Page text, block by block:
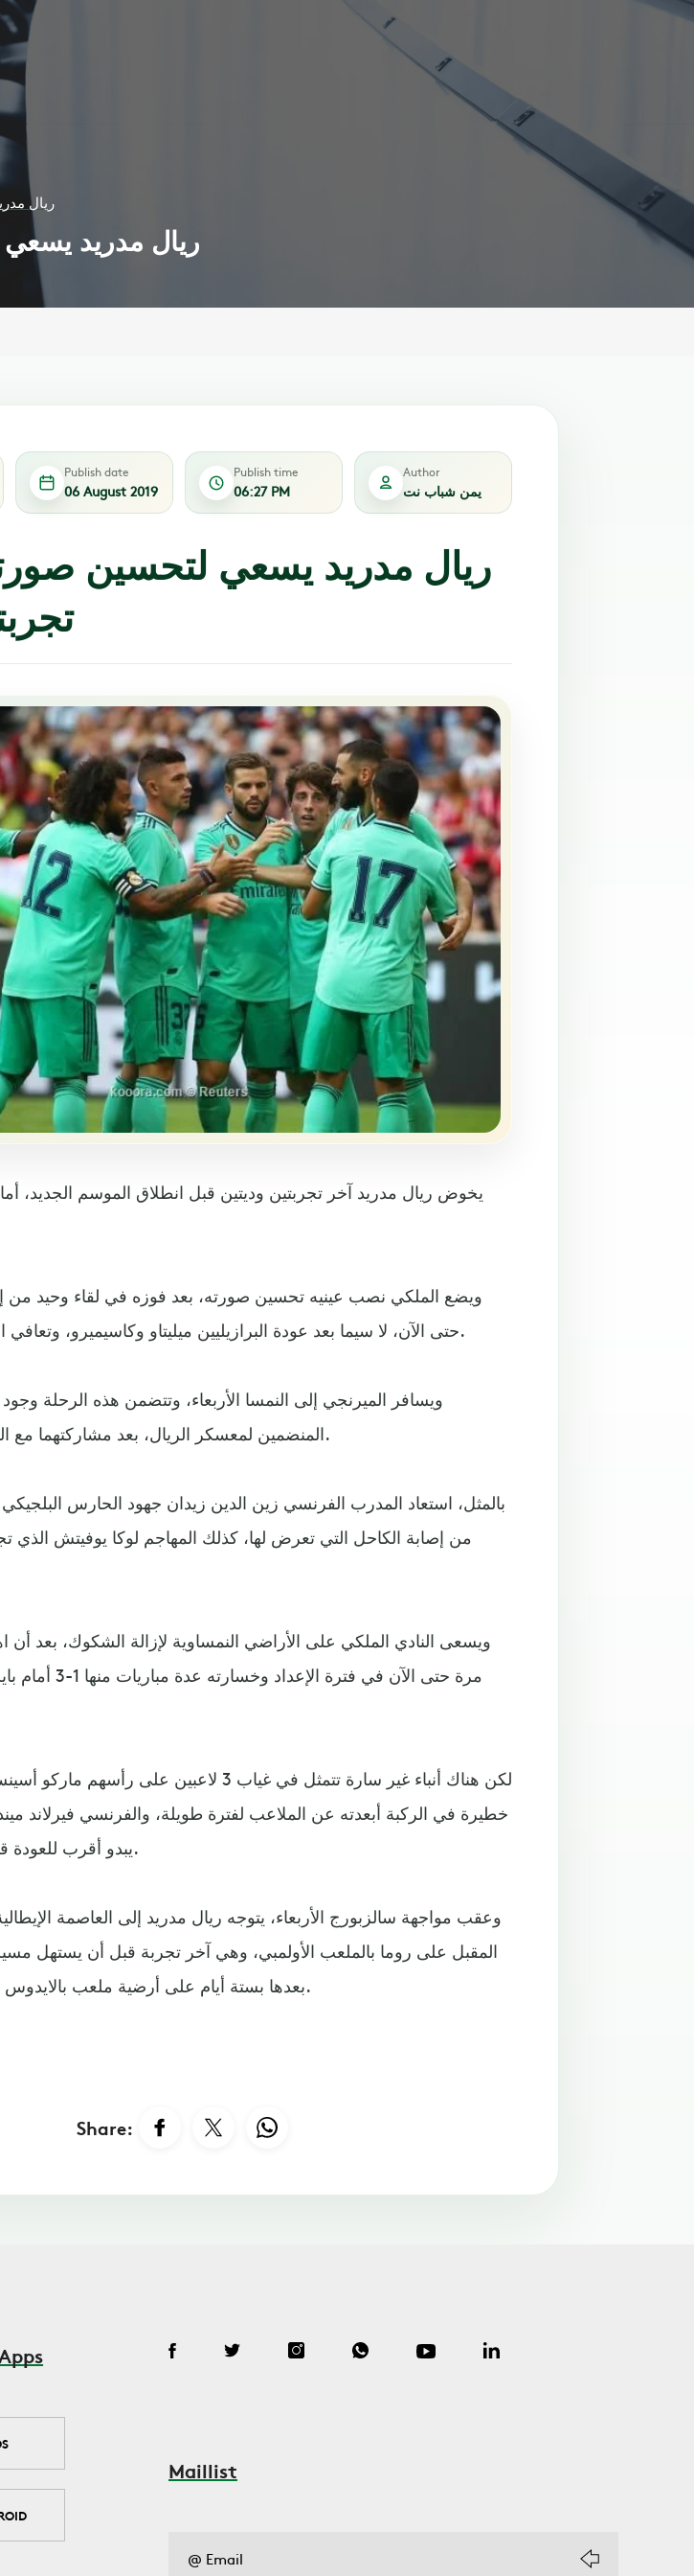
ريال
ريال مدريد
Publish date
06 August 2019
Publish time
06:27 PM
Author
يمن شباب نت
ريال مدريد يسعي لتحسين
يخوض ريال مدريد آخر تجربتين وديتين قبل انطلاق الموسم الجديد،
حتى الآن، لا سيما بعد عودة البرازيليين ميليتاو وكاسيميرو، وتعافي الثنائي كورتوا ويوفيتش.
ويسافر الميرنجي إلى النمسا الأربعاء، وتتضمن هذه الرحلة وجود
المنضمين لمعسكر الريال، بعد مشاركتهما مع البرازيل في كوبا أمريكا.
بالمثل، استعاد المدرب الفرنسي زين الدين زيدان جهود الحارس البلجيكي
من إصابة الكاحل التي تعرض لها، كذلك المهاجم لوكا يوفيتش الذي
لكن هناك أنباء غير سارة تتمثل في غياب 3 لاعبين
خطيرة في الركبة أبعدته عن الملاعب لفترة طويلة، والفرنسي فيرلاند
يبدو أقرب للعودة قبل بدء الموسم المقبل.
وعقب مواجهة سالزبورج الأربعاء، يتوجه ريال مدريد إلى العاصمة
المقبل على روما بالملعب الأولمبي، وهي آخر تجربة قبل أن يستهل
بعدها بستة أيام على أرضية ملعب بالايدوس حيث يواجه سيلتا فيجو.
Share:
Maillist